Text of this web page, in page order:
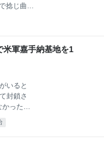
捻じ曲が
あ もう
ら ―――
ぶりとな
サニテ
ト」の
【来日
ミロクワ
日
米軍嘉手納基地を1
いると
封鎖さ
かった」
の発表に
銃を持